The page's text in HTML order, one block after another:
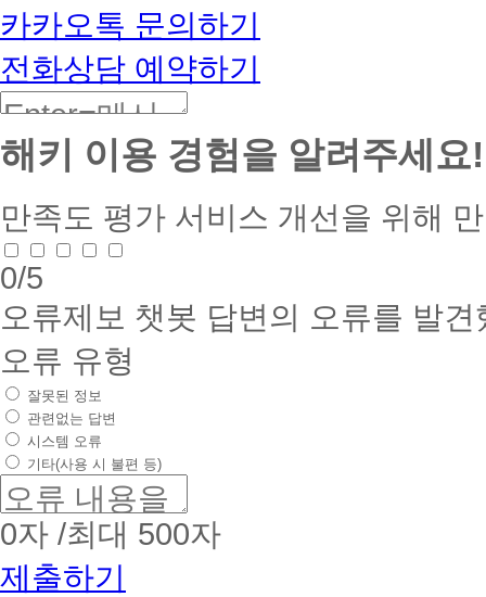
카카오톡 문의하기
전화상담 예약하기
해키 이용 경험을 알려주세요!
만족도 평가 서비스 개선을 위해
0/5
오류제보 챗봇 답변의 오류를 발
오류 유형
잘못된 정보
관련없는 답변
시스템 오류
기타(사용 시 불편 등)
0자 /최대 500자
제출하기